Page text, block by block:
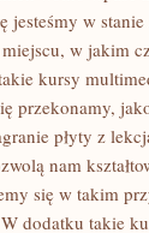
w
w jakim
kursy
przekonamy,
płyty z
nam
się w takim
dodatku takie